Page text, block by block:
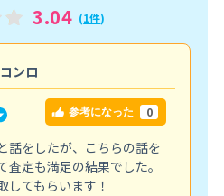
3.04 (1件)
ンロ
参考になった 0
話をしたが、こちらの話を
査定も満足の結果でした。
してもらいます！